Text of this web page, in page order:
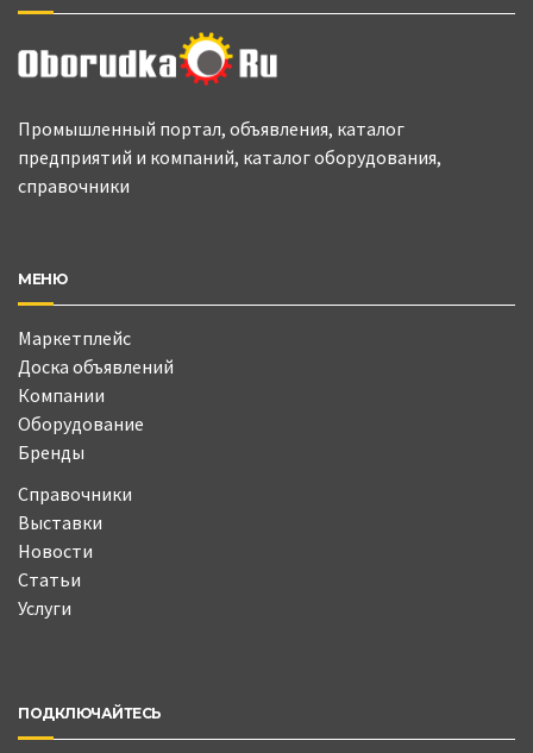
Промышленный портал, объявления, каталог
предприятий и компаний, каталог оборудования,
справочники
МЕНЮ
Маркетплейс
Доска объявлений
Компании
Оборудование
Бренды
Справочники
Выставки
Новости
Статьи
Услуги
ПОДКЛЮЧАЙТЕСЬ